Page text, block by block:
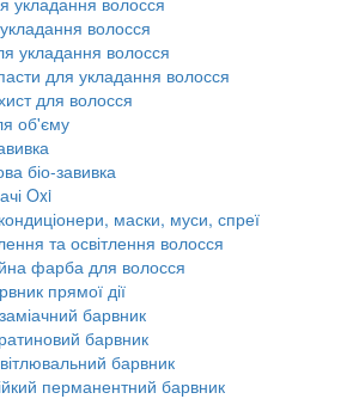
волосся
укладання волосся
для укладання волосся
для волосся
об'єму
біо-завивка
Oxi
маски, муси, спреї
та освітлення волосся
фарба для волосся
прямої дії
барвник
барвник
барвник
перманентний барвник